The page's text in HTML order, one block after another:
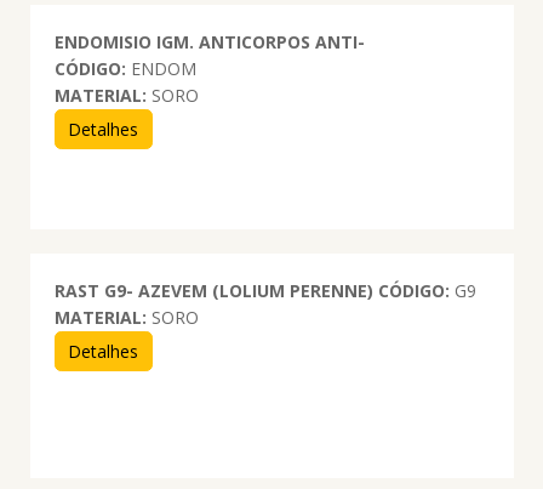
ENDOMISIO IGM. ANTICORPOS ANTI-
CÓDIGO: ENDOM
MATERIAL: SORO
Detalhes
RAST G9- AZEVEM (LOLIUM PERENNE) CÓDIGO: G9
MATERIAL: SORO
Detalhes